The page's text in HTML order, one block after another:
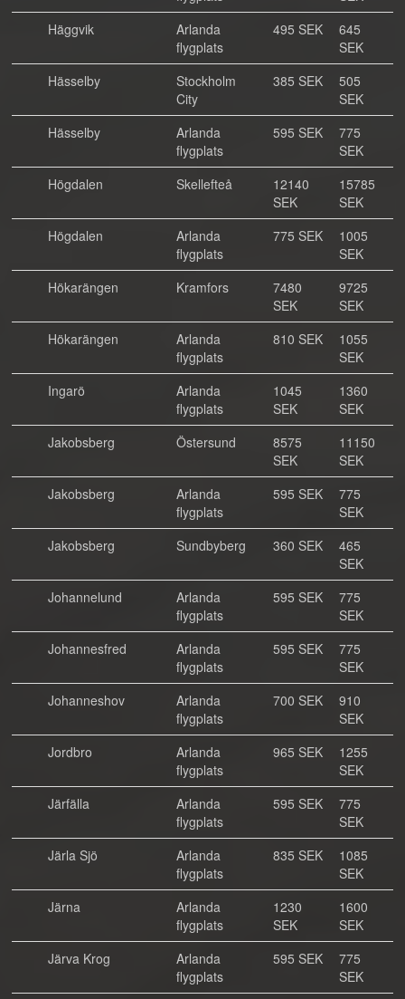
Häggvik
Arlanda
flygplats
495 SEK
645
SEK
Hässelby
Stockholm
City
385 SEK
505
SEK
Hässelby
Arlanda
flygplats
595 SEK
775
SEK
Högdalen
Skellefteå
12140
SEK
15785
SEK
Högdalen
Arlanda
flygplats
775 SEK
1005
SEK
Hökarängen
Kramfors
7480
SEK
9725
SEK
Hökarängen
Arlanda
flygplats
810 SEK
1055
SEK
Ingarö
Arlanda
flygplats
1045
SEK
1360
SEK
Jakobsberg
Östersund
8575
SEK
11150
SEK
Jakobsberg
Arlanda
flygplats
595 SEK
775
SEK
Jakobsberg
Sundbyberg 360 SEK
465
SEK
Johannelund
Arlanda
flygplats
595 SEK
775
SEK
Johannesfred
Arlanda
flygplats
595 SEK
775
SEK
Johanneshov
Arlanda
flygplats
700 SEK
910
SEK
Jordbro
Arlanda
flygplats
965 SEK
1255
SEK
Järfälla
Arlanda
flygplats
595 SEK
775
SEK
Järla Sjö
Arlanda
flygplats
835 SEK
1085
SEK
Järna
Arlanda
flygplats
1230
SEK
1600
SEK
Järva Krog
Arlanda
flygplats
595 SEK
775
SEK